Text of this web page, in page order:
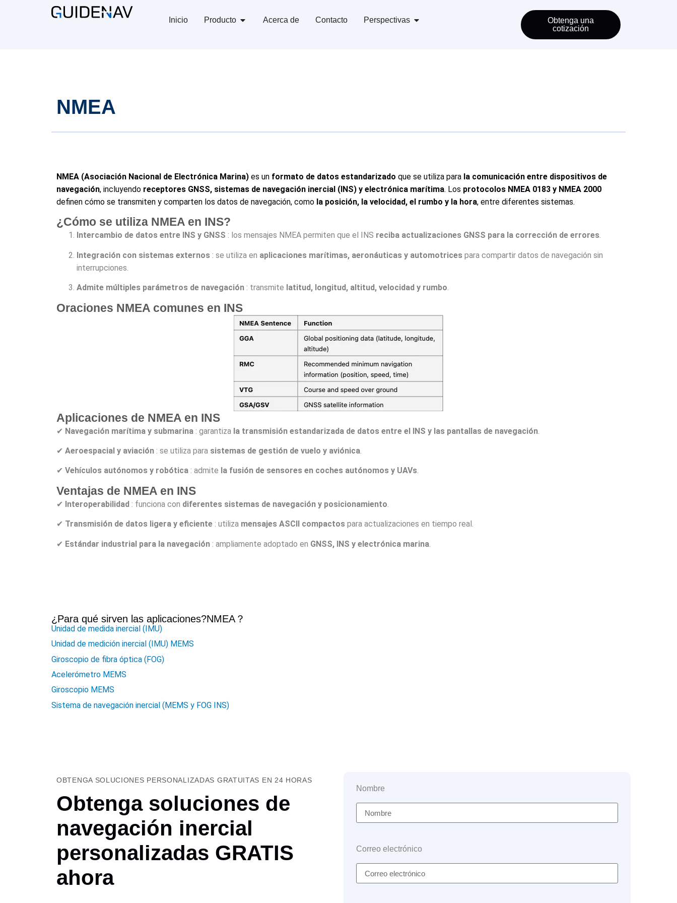
Inicio Producto Acerca de Contacto Perspectivas
Obtenga una
cotización
NMEA
NMEA (Asociación Nacional de Electrónica Marina) es un formato de datos estandarizado que se utiliza para la comunicación entre dispositivos de
navegación, incluyendo receptores GNSS, sistemas de navegación inercial (INS) y electrónica marítima. Los protocolos NMEA 0183 y NMEA 2000
definen cómo se transmiten y comparten los datos de navegación, como la posición, la velocidad, el rumbo y la hora, entre diferentes sistemas.
¿Cómo se utiliza NMEA en INS?
Intercambio de datos entre INS y GNSS : los mensajes NMEA permiten que el INS reciba actualizaciones GNSS para la corrección de errores.
Integración con sistemas externos : se utiliza en aplicaciones marítimas, aeronáuticas y automotrices para compartir datos de navegación sin
interrupciones.
Admite múltiples parámetros de navegación : transmite latitud, longitud, altitud, velocidad y rumbo.
Oraciones NMEA comunes en INS
Aplicaciones de NMEA en INS
✔ Navegación marítima y submarina : garantiza la transmisión estandarizada de datos entre el INS y las pantallas de navegación
✔ Aeroespacial y aviación : se utiliza para sistemas de gestión de vuelo y aviónica.
✔ Vehículos autónomos y robótica : admite la fusión de sensores en coches autónomos y UAVs.
Ventajas de NMEA en INS
✔ Interoperabilidad : funciona con diferentes sistemas de navegación y posicionamiento
✔ Transmisión de datos ligera y eficiente : utiliza mensajes ASCII compactos para actualizaciones en tiempo real.
✔ Estándar industrial para la navegación : ampliamente adoptado en GNSS, INS y electrónica marina
¿Para qué sirven las aplicaciones?NMEA ？
Unidad de medida inercial (IMU)
Unidad de medición inercial (IMU) MEMS
Giroscopio de fibra óptica (FOG)
Acelerómetro MEMS
Giroscopio MEMS
Sistema de navegación inercial (MEMS y FOG INS)
OBTENGA SOLUCIONES PERSONALIZADAS GRATUITAS EN 24 HORAS
Obtenga soluciones de
navegación inercial
personalizadas GRATIS
ahora
Nombre
Correo electrónico